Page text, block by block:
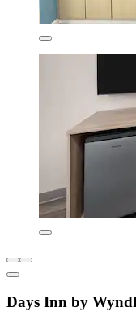
Days Inn by